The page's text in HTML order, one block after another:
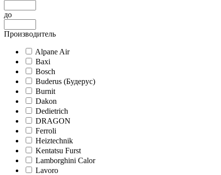
до
Производитель
Alpane Air
Baxi
Bosch
Buderus (Будерус)
Burnit
Dakon
Dedietrich
DRAGON
Ferroli
Heiztechnik
Kentatsu Furst
Lamborghini Calor
Lavoro